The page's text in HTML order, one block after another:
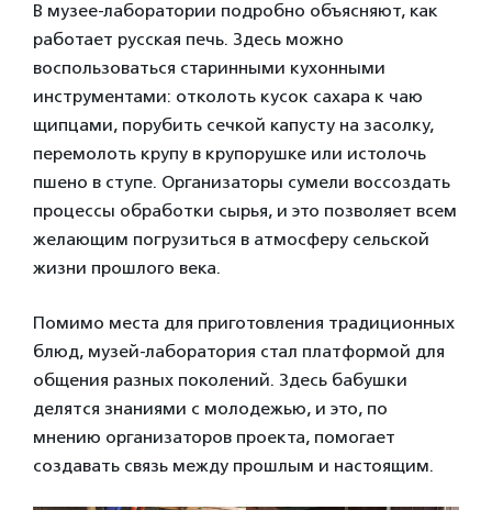
В музее-лаборатории подробно объясняют, как
работает русская печь. Здесь можно
воспользоваться старинными кухонными
инструментами: отколоть кусок сахара к чаю
щипцами, порубить сечкой капусту на засолку,
перемолоть крупу в крупорушке или истолочь
пшено в ступе. Организаторы сумели воссоздать
процессы обработки сырья, и это позволяет всем
желающим погрузиться в атмосферу сельской
жизни прошлого века.
Помимо места для приготовления традиционных
блюд, музей-лаборатория стал платформой для
общения разных поколений. Здесь бабушки
делятся знаниями с молодежью, и это, по
мнению организаторов проекта, помогает
создавать связь между прошлым и настоящим.